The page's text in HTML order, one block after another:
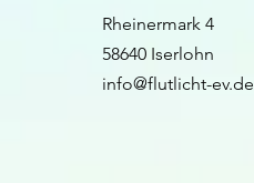
Rheinermark 4
58640 Iserlohn​​
info@flutlicht-ev.de